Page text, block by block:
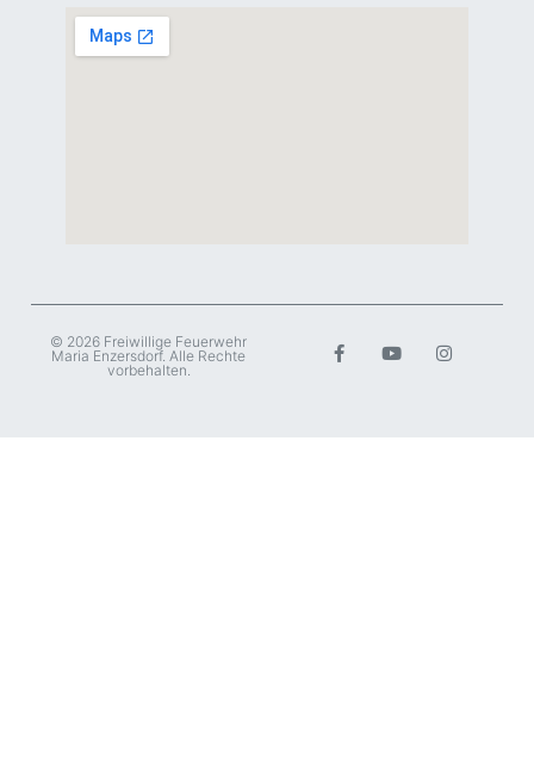
© 2026 Freiwillige Feuerwehr
Maria Enzersdorf. Alle Rechte
vorbehalten.